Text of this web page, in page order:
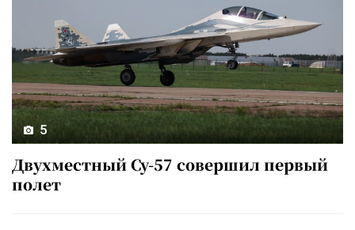
5
Двухместный Су-57 совершил первый
полет